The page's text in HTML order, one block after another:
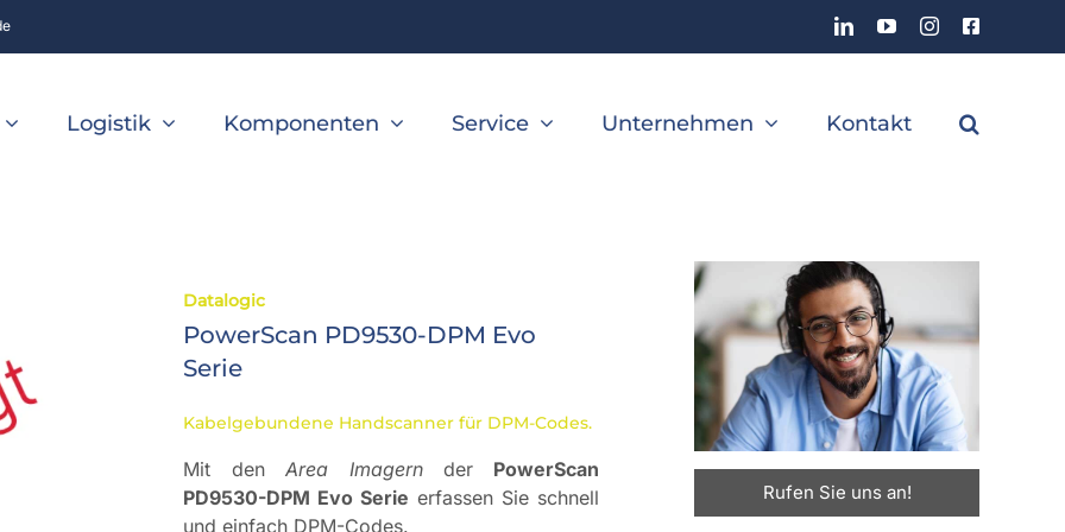
LinkedInYouTubeInstagramFacebook
Logistik Komponenten Service Unternehmen Kontakt
Datalogic
PowerScan PD9530-DPM Evo
Serie
Kabelgebundene Handscanner für DPM-Codes.
Mit denArea Imagernder PowerScan
PD9530-DPM Evo Serie erfassen Sie schnell
und einfach DPM-Codes.
Rufen Sie uns an!